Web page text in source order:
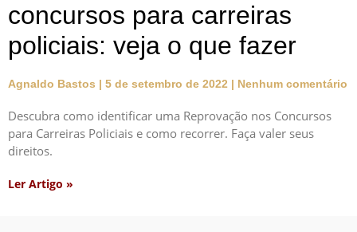
concursos para carreiras
policiais: veja o que fazer
Agnaldo Bastos 5 de setembro de 2022 Nenhum comentário
Descubra como identificar uma Reprovação nos Concursos
para Carreiras Policiais e como recorrer. Faça valer seus
direitos.
Ler Artigo »